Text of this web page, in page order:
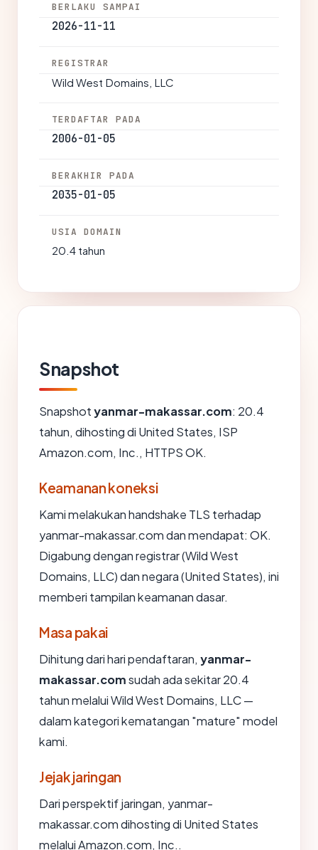
BERLAKU SAMPAI
2026-11-11
REGISTRAR
Wild West Domains, LLC
TERDAFTAR PADA
2006-01-05
BERAKHIR PADA
2035-01-05
USIA DOMAIN
20.4 tahun
Snapshot
Snapshotyanmar-makassar.com: 20.4
tahun, dihosting di United States, ISP
Amazon.com, Inc., HTTPS OK.
Keamanan koneksi
Kami melakukan handshake TLS terhadap
yanmar-makassar.com dan mendapat: OK.
Digabung dengan registrar (Wild West
Domains, LLC) dan negara (United States), ini
memberi tampilan keamanan dasar.
Masa pakai
Dihitung dari hari pendaftaran, yanmar-
makassar.comsudah ada sekitar 20.4
tahun melalui Wild West Domains, LLC —
dalam kategori kematangan "mature" model
kami.
Jejak jaringan
Dari perspektif jaringan, yanmar-
makassar.com dihosting di United States
melalui Amazon.com, Inc..